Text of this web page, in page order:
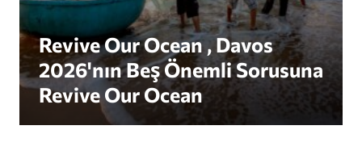
Revive Our Ocean , Davos
2026'nın Beş Önemli Sorusuna
Revive Our Ocean